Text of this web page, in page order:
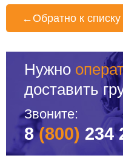
← Обратно к списку
Нужно
доставить
Звоните:
8(800) 234